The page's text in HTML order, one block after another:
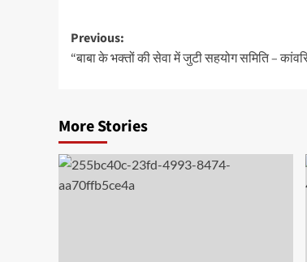
Post
navigation
Previous:
“बाबा के भक्तों की सेवा में जुटी सहयोग समिति –
More Stories